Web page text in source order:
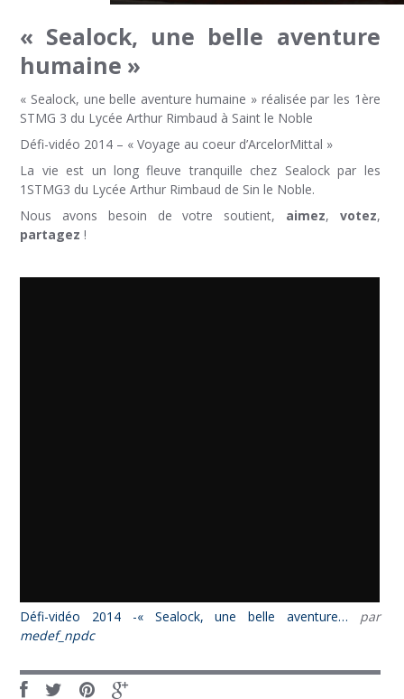
« Sealock, une belle aventure
humaine »
« Sealock, une belle aventure humaine » réalisée par les 1ère
STMG 3 du Lycée Arthur Rimbaud à Saint le Noble
Défi-vidéo 2014 – « Voyage au coeur d’ArcelorMittal »
La vie est un long fleuve tranquille chez Sealock par les
1STMG3 du Lycée Arthur Rimbaud de Sin le Noble.
Nous avons besoin de votre soutient, aimez, votez,
partagez !
Défi-vidéo 2014 -« Sealock, une belle aventure…
par
medef_npdc